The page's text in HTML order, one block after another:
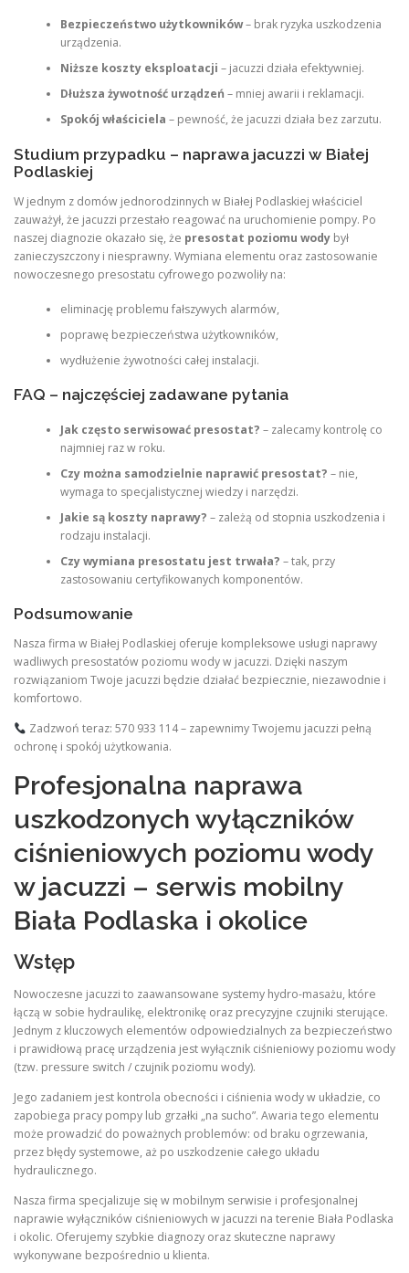
Bezpieczeństwo użytkowników– brak ryzyka uszkodzenia
urządzenia.
Niższe koszty eksploatacji – jacuzzi działa efektywniej.
Dłuższa żywotność urządzeń – mniej awarii i reklamacji.
Spokój właściciela – pewność, że jacuzzi działa bez zarzutu.
Studium przypadku – naprawa jacuzzi w Białej
Podlaskiej
W jednym z domów jednorodzinnych w Białej Podlaskiej właściciel
zauważył, że jacuzzi przestało reagować na uruchomienie pompy. Po
naszej diagnozie okazało się, że presostat poziomu wody był
zanieczyszczony i niesprawny. Wymiana elementu oraz zastosowanie
nowoczesnego presostatu cyfrowego pozwoliły na:
eliminację problemu fałszywych alarmów,
poprawę bezpieczeństwa użytkowników,
wydłużenie żywotności całej instalacji.
FAQ – najczęściej zadawane pytania
Jak często serwisować presostat? – zalecamy kontrolę co
najmniej raz w roku.
Czy można samodzielnie naprawić presostat? – nie,
wymaga to specjalistycznej wiedzy i narzędzi.
Jakie są koszty naprawy? – zależą od stopnia uszkodzenia i
rodzaju instalacji.
Czy wymiana presostatu jest trwała? – tak, przy
zastosowaniu certyfikowanych komponentów.
Podsumowanie
Nasza firma w Białej Podlaskiej oferuje kompleksowe usługi naprawy
wadliwych presostatów poziomu wody w jacuzzi. Dzięki naszym
rozwiązaniom Twoje jacuzzi będzie działać bezpiecznie, niezawodnie i
komfortowo.
Zadzwoń teraz: 570 933 114 – zapewnimy Twojemu jacuzzi pełną
ochronę i spokój użytkowania.
Profesjonalna naprawa
uszkodzonych wyłączników
ciśnieniowych poziomu wody
w jacuzzi – serwis mobilny
Biała Podlaska i okolice
Wstęp
Nowoczesne jacuzzi to zaawansowane systemy hydro-masażu, które
łączą w sobie hydraulikę, elektronikę oraz precyzyjne czujniki sterujące.
Jednym z kluczowych elementów odpowiedzialnych za bezpieczeństwo
i prawidłową pracę urządzenia jest wyłącznik ciśnieniowy poziomu wody
(tzw. pressure switch / czujnik poziomu wody).
Jego zadaniem jest kontrola obecności i ciśnienia wody w układzie, co
zapobiega pracy pompy lub grzałki „na sucho”. Awaria tego elementu
może prowadzić do poważnych problemów: od braku ogrzewania,
przez błędy systemowe, aż po uszkodzenie całego układu
hydraulicznego.
Nasza firma specjalizuje się w mobilnym serwisie i profesjonalnej
naprawie wyłączników ciśnieniowych w jacuzzi na terenie Biała Podlaska
i okolic. Oferujemy szybkie diagnozy oraz skuteczne naprawy
wykonywane bezpośrednio u klienta.